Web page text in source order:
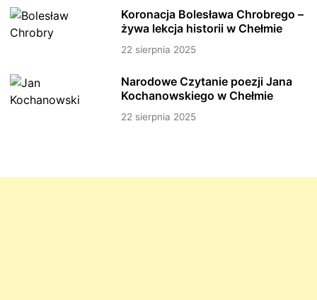
Koronacja Bolesława Chrobrego –
żywa lekcja historii w Chełmie
22 sierpnia 2025
Narodowe Czytanie poezji Jana
Kochanowskiego w Chełmie
22 sierpnia 2025